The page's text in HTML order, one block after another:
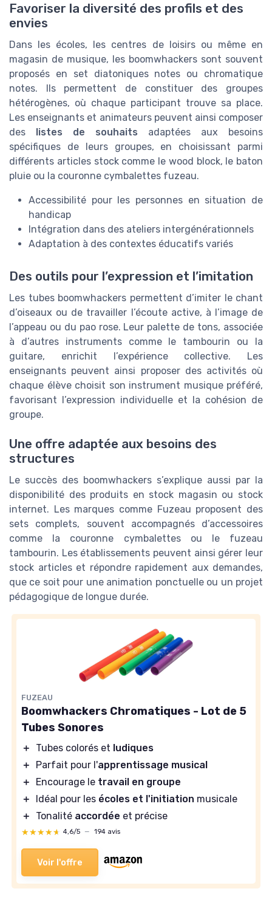
Favoriser la diversité des profils et des
envies
Dans les écoles, les centres de loisirs ou même en
magasin de musique, les boomwhackers sont souvent
proposés en set diatoniques notes ou chromatique
notes. Ils permettent de constituer des groupes
hétérogènes, où chaque participant trouve sa place.
Les enseignants et animateurs peuvent ainsi composer
des listes de souhaits adaptées aux besoins
spécifiques de leurs groupes, en choisissant parmi
différents articles stock comme le wood block, le baton
pluie ou la couronne cymbalettes fuzeau.
Accessibilité pour les personnes en situation de
handicap
Intégration dans des ateliers intergénérationnels
Adaptation à des contextes éducatifs variés
Des outils pour l’expression et l’imitation
Les tubes boomwhackers permettent d’imiter le chant
d’oiseaux ou de travailler l’écoute active, à l’image de
l’appeau ou du pao rose. Leur palette de tons, associée
à d’autres instruments comme le tambourin ou la
guitare, enrichit l’expérience collective. Les
enseignants peuvent ainsi proposer des activités où
chaque élève choisit son instrument musique préféré,
favorisant l’expression individuelle et la cohésion de
groupe.
Une offre adaptée aux besoins des
structures
Le succès des boomwhackers s’explique aussi par la
disponibilité des produits en stock magasin ou stock
internet. Les marques comme Fuzeau proposent des
sets complets, souvent accompagnés d’accessoires
comme la couronne cymbalettes ou le fuzeau
tambourin. Les établissements peuvent ainsi gérer leur
stock articles et répondre rapidement aux demandes,
que ce soit pour une animation ponctuelle ou un projet
pédagogique de longue durée.
FUZEAU
Boomwhackers Chromatiques - Lot de 5
Tubes Sonores
＋ Tubes colorés et ludiques
＋
Parfait pour l'apprentissage musical
＋
Encourage le travail en groupe
＋
Idéal pour les écoles et l'initiation musicale
＋
Tonalité accordée et précise
★★★★★
★★★★★ 4,6/5 — 194 avis
Voir l'offre